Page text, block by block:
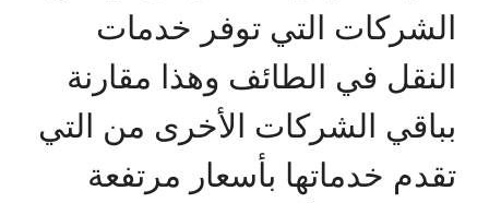
الشركات التي توفر خدمات
النقل في الطائف وهذا مقارنة
بباقي الشركات الأخرى من التي
تقدم خدماتها بأسعار مرتفعة